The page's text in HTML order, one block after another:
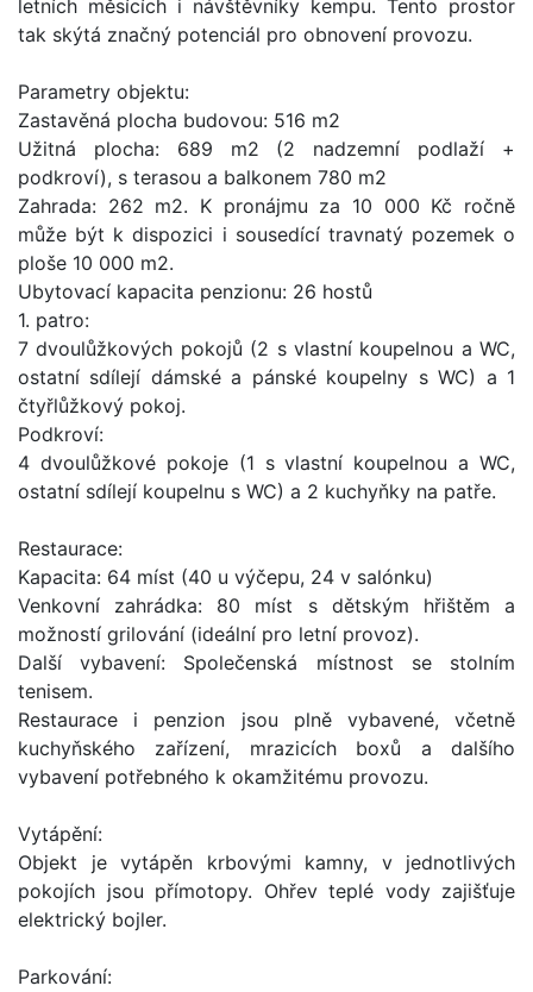
letních měsících i návštěvníky kempu. Tento prostor
tak skýtá značný potenciál pro obnovení provozu.
Parametry objektu:
Zastavěná plocha budovou: 516 m2
Užitná plocha: 689 m2 (2 nadzemní podlaží +
podkroví), s terasou a balkonem 780 m2
Zahrada: 262 m2. K pronájmu za 10 000 Kč ročně
může být k dispozici i sousedící travnatý pozemek o
ploše 10 000 m2.
Ubytovací kapacita penzionu: 26 hostů
1. patro:
7 dvoulůžkových pokojů (2 s vlastní koupelnou a WC,
ostatní sdílejí dámské a pánské koupelny s WC) a 1
čtyřlůžkový pokoj.
Podkroví:
4 dvoulůžkové pokoje (1 s vlastní koupelnou a WC,
ostatní sdílejí koupelnu s WC) a 2 kuchyňky na patře.
Restaurace:
Kapacita: 64 míst (40 u výčepu, 24 v salónku)
Venkovní zahrádka: 80 míst s dětským hřištěm a
možností grilování (ideální pro letní provoz).
Další vybavení: Společenská místnost se stolním
tenisem.
Restaurace i penzion jsou plně vybavené, včetně
kuchyňského zařízení, mrazicích boxů a dalšího
vybavení potřebného k okamžitému provozu.
Vytápění:
Objekt je vytápěn krbovými kamny, v jednotlivých
pokojích jsou přímotopy. Ohřev teplé vody zajišťuje
elektrický bojler.
Parkování: